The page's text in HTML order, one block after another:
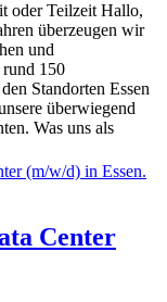
oder Teilzeit Hallo,
überzeugen wir
und
150
Standorten Essen
überwiegend
Was uns als
Center